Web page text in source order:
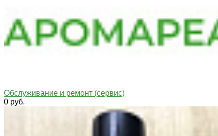
Обслуживание и ремонт (сервис)
0 руб.